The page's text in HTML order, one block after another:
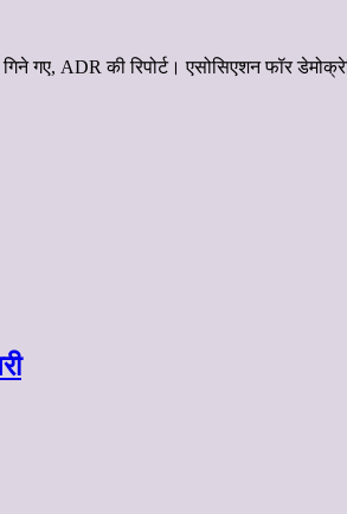
गए, ADR की रिपोर्ट। एसोसिएशन फॉर